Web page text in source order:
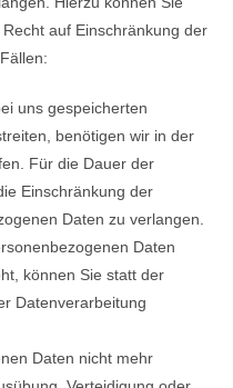
auf Einschränkung der
uns gespeicherten
benötigen wir in der
Für die Dauer der
Einschränkung der
Daten zu verlangen.
Daten
können Sie statt der
Datenverarbeitung
Daten nicht mehr